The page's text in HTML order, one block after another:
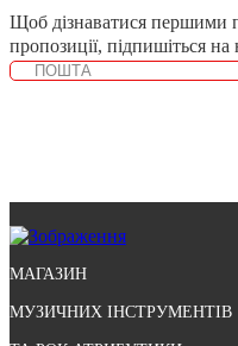
Щоб дізнаватися першими
пропозиції, підпишіться
МАГАЗИН
МУЗИЧНИХ ІНСТРУМЕНТІВ